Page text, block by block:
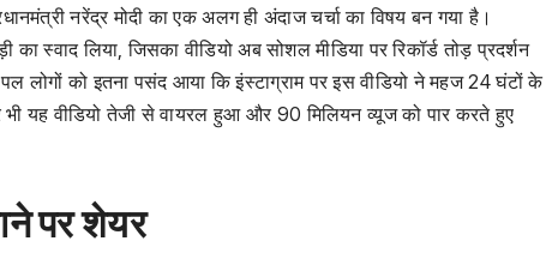
नरेंद्र मोदी का एक अलग ही अंदाज चर्चा का विषय बन गया है।
स्वाद लिया, जिसका वीडियो अब सोशल मीडिया पर रिकॉर्ड तोड़ प्रदर्शन
को इतना पसंद आया कि इंस्टाग्राम पर इस वीडियो ने महज 24 घंटों के
यह वीडियो तेजी से वायरल हुआ और 90 मिलियन व्यूज को पार करते हुए
पर शेयर